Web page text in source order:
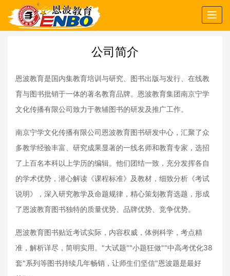
公司简介
恩波教育是国内集教育培训与研究、图书出版与发行、在线教
育与图书批销于一体的著名教育品牌。恩波教育集团南京宁学
文化传播有限公司致力于教辅图书的研发及推广工作。
南京宁学文化传播有限公司恩波教育图书研发中心，汇聚了众
多教学经验丰富、研究成果显著的一线名师和教育专家，选招
了上百名本科以上学历的编辑。他们团结一致，充分发挥各自
的学术优势，潜心解读《课程标准》及教材，细致分析《考试
说明》，深入研究教学及命题规律，精心策划教育选题，形成
了恩波教育图书独特的质量优势、品牌优势、竞争优势。
恩波教育图书贴近考试实际，内容权威，体例科学，考点精
准，解析详尽，简明实用。"大试题""小题狂做""中高考优化38
套"系列等图书持续几年畅销，让师生们坚信"恩波题是最好